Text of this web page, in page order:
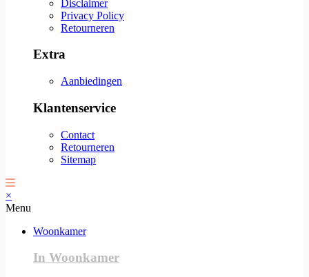
Disclaimer
Privacy Policy
Retourneren
Extra
Aanbiedingen
Klantenservice
Contact
Retourneren
Sitemap
×
Menu
Woonkamer
In Woonkamer